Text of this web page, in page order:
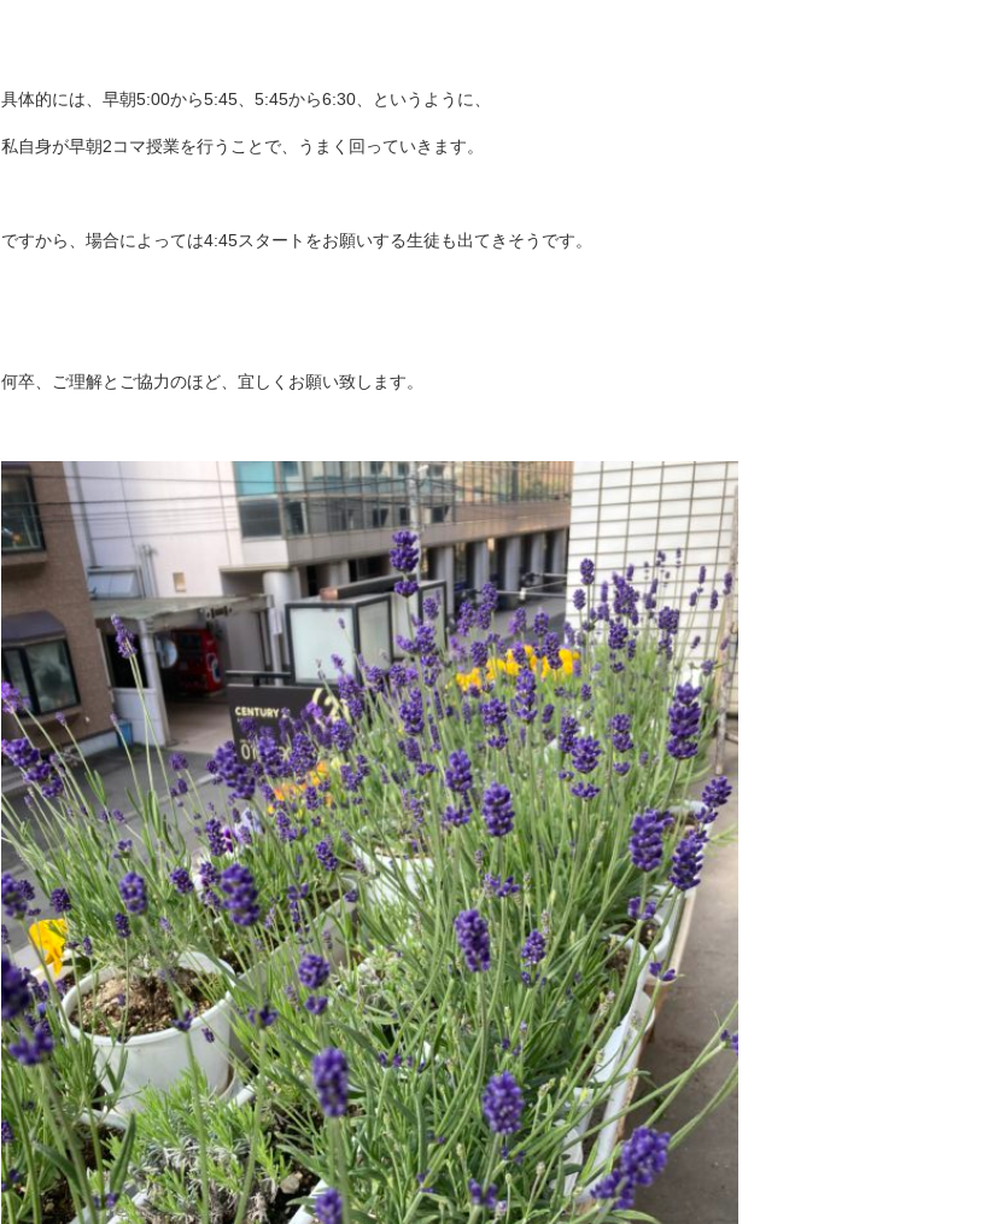
具体的には、早朝5:00から5:45、5:45から6:30、というように、
私自身が早朝2コマ授業を行うことで、うまく回っていきます。
ですから、場合によっては4:45スタートをお願いする生徒も出てきそうです。
何卒、ご理解とご協力のほど、宜しくお願い致します。